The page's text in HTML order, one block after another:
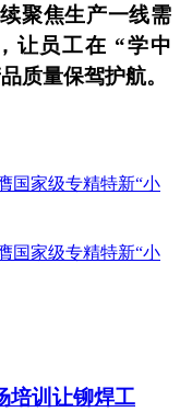
聚焦生产一线需
让员工在 “学中
质量保驾护航。
国家级专精特新“小
国家级专精特新“小
培训让铆焊工